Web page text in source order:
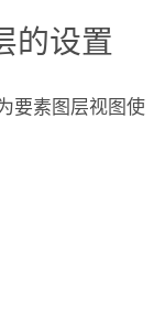
的设置
要素图层视图使